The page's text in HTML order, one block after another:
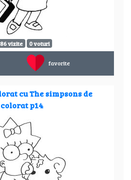
vizite 0 voturi
favorite
cu The simpsons de
colorat p14